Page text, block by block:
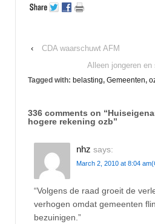
‹
CDA waarschuwt AFM
Alleen jongeren
Tagged with: belasting, Gemeenten,
336 comments on “
hogere rekening ozb”
nhz says:
March 2, 2010 at 8:04 am
“Volgens de raad groeit de
verhogen omdat gemeenten
bezuinigen.”